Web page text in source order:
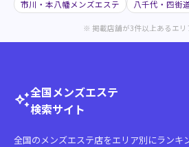
市川・本八幡メンズエステ
八千代・四街
※ 掲載店舗が3件以上あるエリ
auto_awesome全国メンズエステ
検索サイト
全国のメンズエステ店をエリア別にランキ